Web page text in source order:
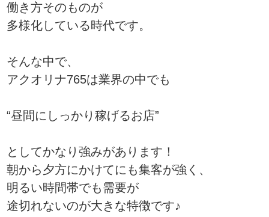
働き方そのものが
多様化している時代です。
そんな中で、
アクオリナ765は業界の中でも
“昼間にしっかり稼げるお店”
としてかなり強みがあります！
朝から夕方にかけてにも集客が強く、
明るい時間帯でも需要が
途切れないのが大きな特徴です♪